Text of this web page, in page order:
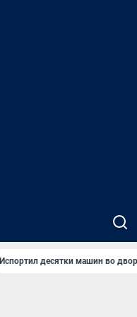
Испортил десятки машин во